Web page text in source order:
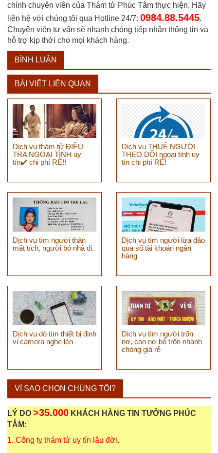
chính chuyên viên của Thám tử Phúc Tâm thực hiện. Hãy
liên hệ với chúng tôi qua Hotline 24/7: 0984.88.5445.
Chuyên viên tư vấn sẽ nhanh chóng tiếp nhận thông tin và
hỗ trợ kịp thời cho mọi khách hàng.
BÌNH LUẬN
BÀI VIẾT LIÊN QUAN
Dịch vụ thám tử ĐIỀU
TRA NGOẠI TÌNH uy
tín✔️ chi phí RẺ!!
Dịch vụ THUÊ NGƯỜI
THEO DÕI ngoại tình uy
tín chi phí RẺ!
Dịch vụ tìm người thân
mất tích, người bỏ nhà đi.
Dịch vụ tìm người lừa đảo
qua số tài khoản ngân
hàng
Dịch vụ dò tìm thiết bị định
vị camera nghe lén
Dịch vụ tìm người trốn
nợ, con nợ bỏ trốn nhanh
chóng giá rẻ
VÌ SAO CHỌN CHÚNG TÔI?
LÝ DO >35.000 KHÁCH HÀNG TIN TƯỞNG PHÚC
TÂM:
1. Công ty thám tử uy tín lâu đời.